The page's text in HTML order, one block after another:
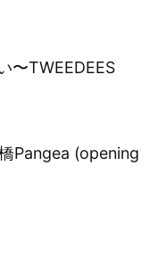
〜TWEEDEES
Pangea (opening